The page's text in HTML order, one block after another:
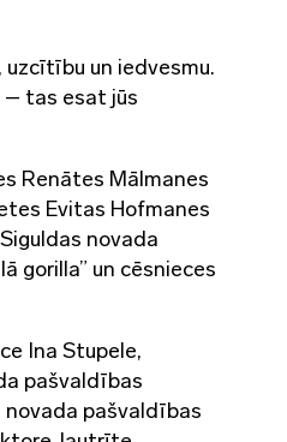
un iedvesmu.
– tas esat jūs
Renātes Mālmanes
Evitas Hofmanes
novada
gorilla” un cēsnieces
Ina Stupele,
pašvaldības
novada pašvaldības